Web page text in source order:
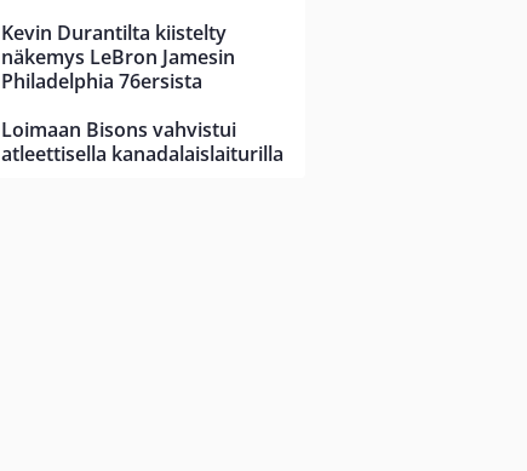
Kevin Durantilta kiistelty
näkemys LeBron Jamesin
Philadelphia 76ersista
Loimaan Bisons vahvistui
atleettisella kanadalaislaiturilla